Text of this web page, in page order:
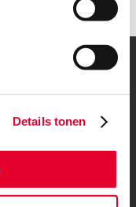
Details tonen